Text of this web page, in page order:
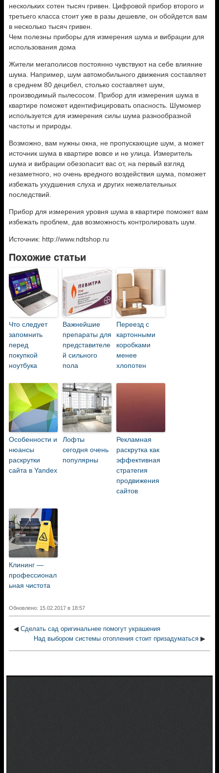
нескольких сотен тысяч гривен. Цифровой прибор второго и
третьего класса стоит уже в разы дешевле, он обойдется вам
в несколько тысяч гривен.
Чем полезны приборы для измерения шума и вибрации для
использования дома
Жители мегаполисов постоянно чувствуют на себе влияние
шума. Например, шум автомобильного движения составляет
в среднем 80 децибел, столько составляет шум,
производимый пылесосом. Прибор для измерения шума в
квартире поможет идентифицировать опасность. Шумомер
используется для измерения силы шума разнообразной
частоты и природы.
Возможно, вам нужны окна, не пропускающие шум, а может
источник шума в квартире вовсе и не улица. Измеритель
шума и вибрации обезопасит вас от, на первый взгляд
незаметного, но очень вредного воздействия шума, поможет
избежать ухудшения слуха и других нежелательных
последствий.
Прибор для измерения уровня шума в квартире поможет вам
избежать проблем, дав возможность контролировать шум.
Источник: http://www.ndtshop.ru
Похожие статьи
Что следует
запомнить
перед
покупкой
ноутбука
Важнейшие
препараты для
представителе
й сильного
пола
Переезд с
картонными
коробками
менее
хлопотен
Особенности и
нюансы
раскрутки
сайта в Yandex
Лофты
сегодня очень
популярны
Рекламная
раскрутка как
эффективная
стратегия
продвижения
сайтов
Клининг —
профессионал
ьная чистота
Обновлено: 15.02.2017 в 18:57
◀ Сделать сад оригинальнее помогут украшения
Над выбором системы отопления стоит призадуматься ▶